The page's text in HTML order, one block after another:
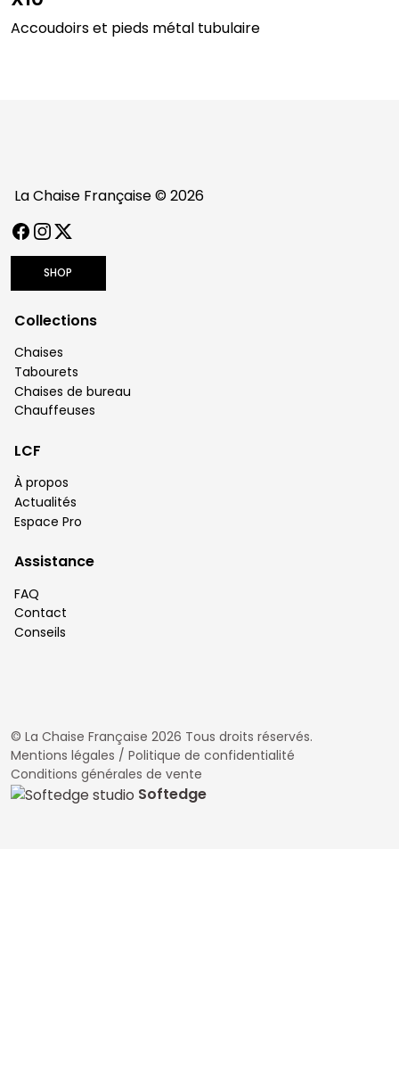
Accoudoirs et pieds métal tubulaire
La Chaise Française © 2026
FACEBOOK
INSTAGRAM
TWITTER / X
SHOP
Collections
Chaises
Tabourets
Chaises de bureau
Chauffeuses
LCF
À propos
Actualités
Espace Pro
Assistance
FAQ
Contact
Conseils
© La Chaise Française 2026 Tous droits réservés.
Mentions légales / Politique de confidentialité
Conditions générales de vente
Softedge